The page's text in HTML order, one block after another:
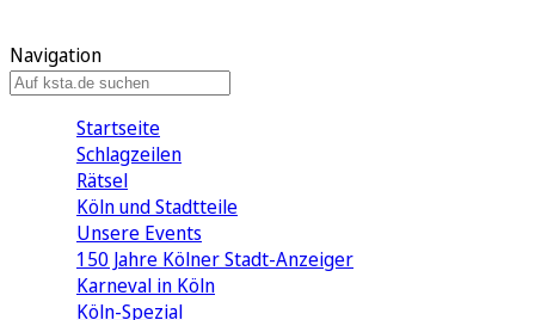
Navigation
Startseite
Schlagzeilen
Rätsel
Köln und Stadtteile
Unsere Events
150 Jahre Kölner Stadt-Anzeiger
Karneval in Köln
Köln-Spezial